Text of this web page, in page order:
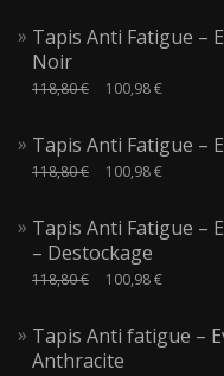
Tapis Anti Fatigue –
Noir
118,80€ 100,98€
Tapis Anti Fatigue –
118,80€ 100,98€
Tapis Anti Fatigue –
– Destockage
118,80€ 100,98€
Tapis Anti fatigue –
Anthracite